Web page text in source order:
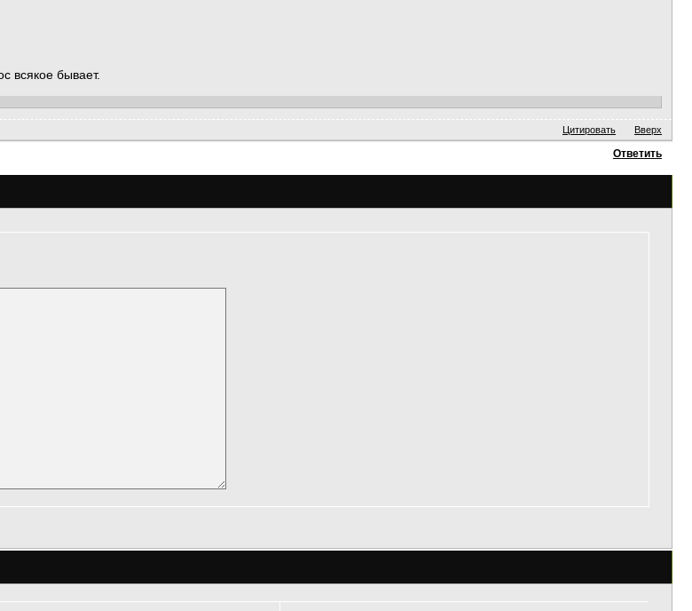
всякое бывает.
Цитировать Вверх
Ответить